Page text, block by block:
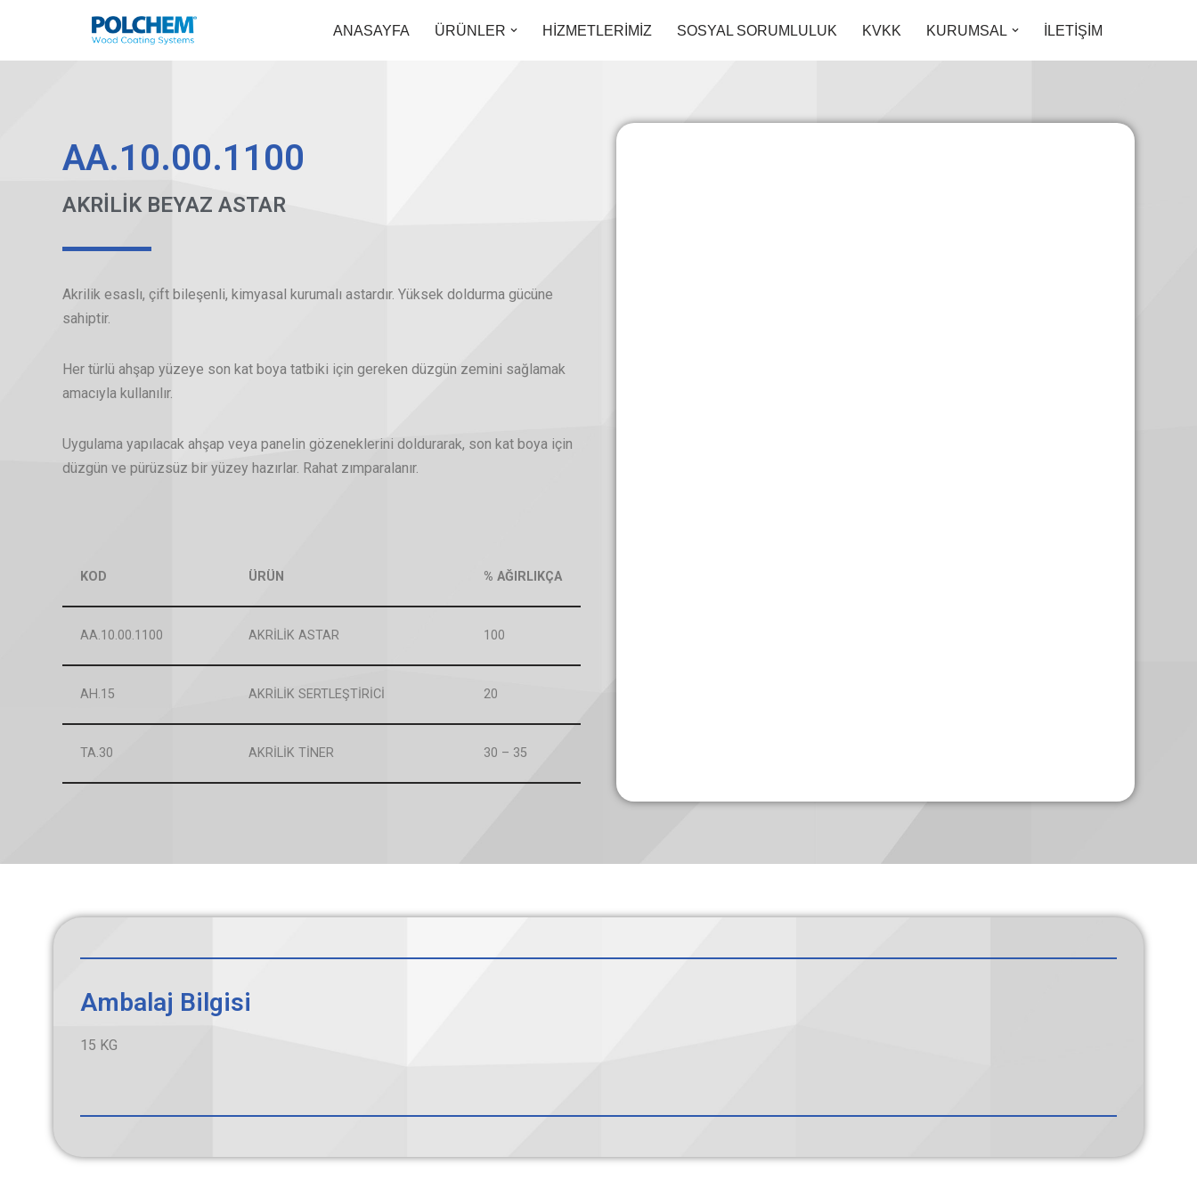
ANASAYFA ÜRÜNLER HİZMETLERİMİZ SOSYAL SORUMLULUK KVKK KURUMSAL İLETİŞİM
AA.10.00.1100
AKRİLİK BEYAZ ASTAR
Akrilik esaslı, çift bileşenli, kimyasal kurumalı astardır. Yüksek doldurma gücüne
sahiptir.
Her türlü ahşap yüzeye son kat boya tatbiki için gereken düzgün zemini sağlamak
amacıyla kullanılır.
Uygulama yapılacak ahşap veya panelin gözeneklerini doldurarak, son kat boya için
düzgün ve pürüzsüz bir yüzey hazırlar. Rahat zımparalanır.
KOD ÜRÜN % AĞIRLIKÇA
AA.10.00.1100 AKRİLİK ASTAR 100
AH.15 AKRİLİK SERTLEŞTİRİCİ 20
TA.30 AKRİLİK TİNER 30 – 35
Ambalaj Bilgisi
15 KG